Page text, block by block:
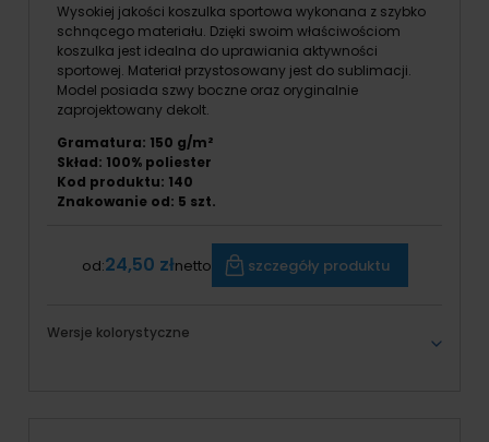
Wysokiej jakości koszulka sportowa wykonana z szybko
schnącego materiału. Dzięki swoim właściwościom
koszulka jest idealna do uprawiania aktywności
sportowej. Materiał przystosowany jest do sublimacji.
Model posiada szwy boczne oraz oryginalnie
zaprojektowany dekolt.
Gramatura: 150 g/m²
Skład: 100% poliester
Kod produktu: 140
Znakowanie od: 5 szt.
od:24,50 złnetto szczegóły produktu
Wersje kolorystyczne